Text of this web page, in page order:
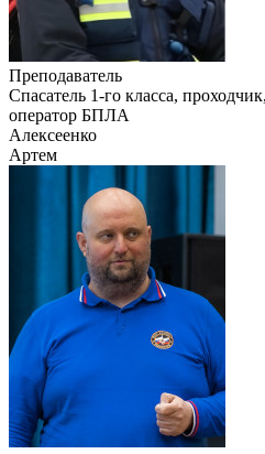
Преподаватель
Cпасатель 1-го класса,
оператор БПЛА
Алексеенко
Артем